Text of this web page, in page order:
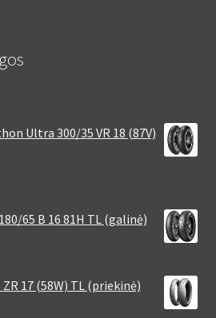
Ultra 300/35 VR 18 (87V)
65 B 16 81H TL (galinė)
17 (58W) TL (priekinė)